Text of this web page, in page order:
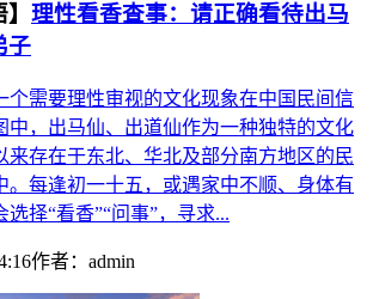
理性看香查事：请正确看待出马
子
个需要理性审视的文化现象在中国民间信
中，出马仙、出道仙作为一种独特的文化
来存在于东北、华北及部分南方地区的民
。每逢初一十五，或遇家中不顺、身体有
择“看香”“问事”，寻求...
作者： admin